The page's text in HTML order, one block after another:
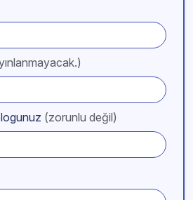
(zorunlu değil)